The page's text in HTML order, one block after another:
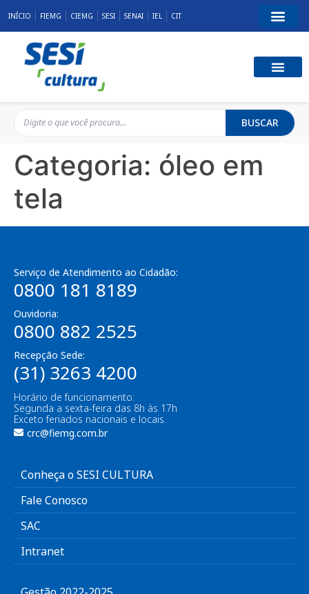
INÍCIO FIEMG CIEMG SESI SENAI IEL CIT
BUSCAR
Categoria: óleo em
tela
Serviço de Atendimento ao Cidadão:
0800 181 8189
Ouvidoria:
0800 882 2525
Recepção Sede:
(31) 3263 4200
Horário de funcionamento:
Segunda a sexta-feira das 8h às 17h
Exceto feriados nacionais e locais.
crc@fiemg.com.br
Conheça o SESI CULTURA
Fale Conosco
SAC
Intranet